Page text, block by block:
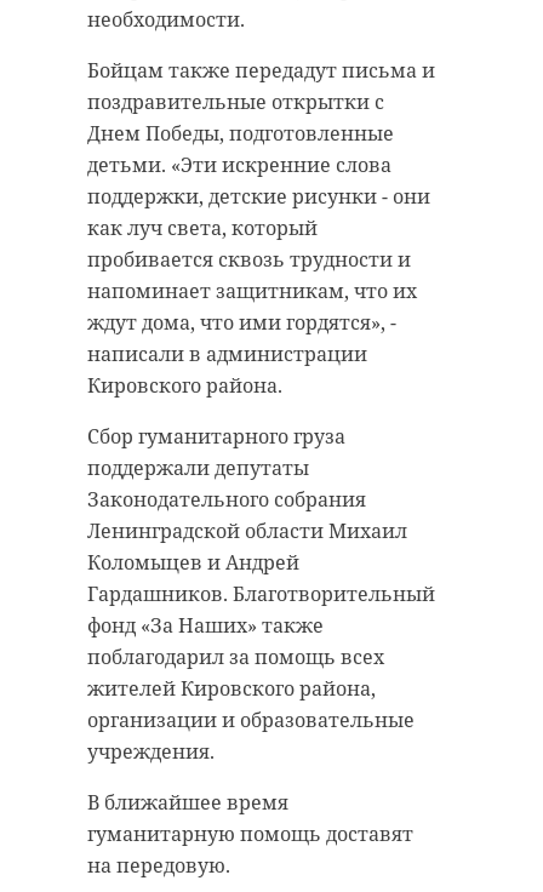
необходимости.
Бойцам также передадут письма и
поздравительные открытки с
Днем Победы, подготовленные
детьми. «Эти искренние слова
поддержки, детские рисунки - они
как луч света, который
пробивается сквозь трудности и
напоминает защитникам, что их
ждут дома, что ими гордятся», -
написали в администрации
Кировского района.
Сбор гуманитарного груза
поддержали депутаты
Законодательного собрания
Ленинградской области Михаил
Коломыцев и Андрей
Гардашников. Благотворительный
фонд «За Наших» также
поблагодарил за помощь всех
жителей Кировского района,
организации и образовательные
учреждения.
В ближайшее время
гуманитарную помощь доставят
на передовую.
что силы ПВО сбили один
беспилотник в небе над
Ленобластью.
Александр Дрозденко
предупредил жителей о
возможном понижении скорости
мобильного интернета.
Над
Ленобластью
сбили один
БПЛА
Утром во вторник, 19 мая, силы ПВО
сбили один беспилотный летательный
аппарат над территорией
Ленинградской области. Об этом в 11:34
сообщил губернатор Александр
Фото: PrintScreen видео МО РФ о
работе систем ПВО/Архив
БПЛА сбили беспилотник
добровольно переводил деньги
организации, которую считают
связанной с деятельностью
против безопасности России.
Правоохранители установили этот
факт в ходе оперативно-
розыскных мероприятий.
Следственной службой УФСБ
России по Петербургу и
Ленинградской области заведено
уголовное дело по статье
деятельности". Наказание
предусматривает до 8 лет
лишения свободы.
"Лицо, причастное к
организации данной
противоправной
деятельности,
задержано и
заключено под
стражу. В настоящее
время проводится
дальнейший